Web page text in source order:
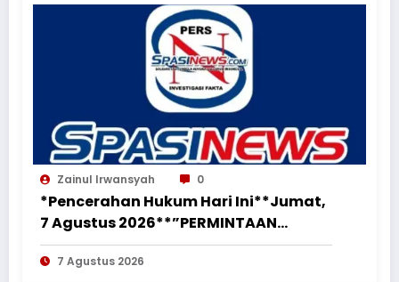
MEMILIKI KEKUATAN HUKUM MENGIKAT
Zainul Irwansyah 0
*Pencerahan Hukum Hari Ini**Jumat,
7 Agustus 2026**”PERMINTAAN
PERUBAHAN PEKERJAAN SECARA LISAN
TIDAK MENGHAPUS KEWAJIBAN
7 Agustus 2026